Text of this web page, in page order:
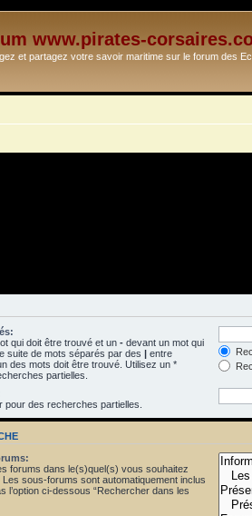
www.pirates-
et partagez votre savoir maritime sur le forum des
qui doit être trouvé et un - devant un mot qui
suite de mots séparés par des | entre
des mots doit être trouvé. Utilisez un *
partielles.
pour des recherches partielles.
forums dans le(s)quel(s) vous souhaitez
sous-forums sont automatiquement inclus
l’option ci-dessous “Rechercher dans les